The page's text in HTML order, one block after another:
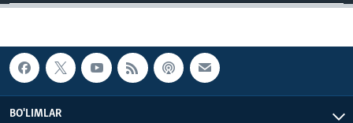
BO'LIMLAR